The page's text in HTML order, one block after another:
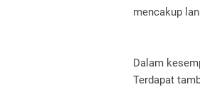
mencakup
Dalam
Terdapat